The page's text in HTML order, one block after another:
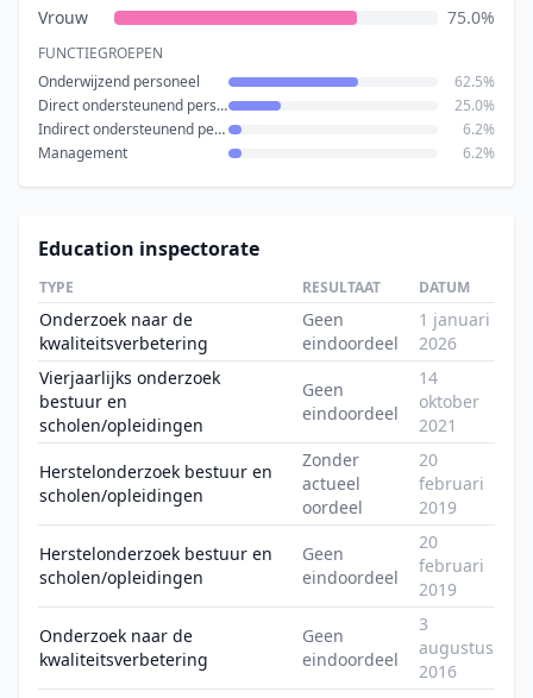
Vrouw
75.0%
FUNCTIEGROEPEN
Onderwijzend personeel
62.5%
Direct ondersteunend personeel
25.0%
Indirect ondersteunend personeel
6.2%
Management
6.2%
Education inspectorate
TYPE RESULTAAT DATUM
Onderzoek naar de
kwaliteitsverbetering
Geen
eindoordeel
1 januari
2026
Vierjaarlijks onderzoek
bestuur en
scholen/opleidingen
Geen
eindoordeel
14
oktober
2021
Herstelonderzoek bestuur en
scholen/opleidingen
Zonder
actueel
oordeel
20
februari
2019
Herstelonderzoek bestuur en
scholen/opleidingen
Geen
eindoordeel
20
februari
2019
Onderzoek naar de
kwaliteitsverbetering
Geen
eindoordeel
3
augustus
2016